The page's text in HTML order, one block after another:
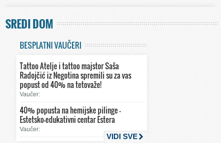
USLUGE
SREDI DOM
BESPLATNI VAUČERI
Tattoo Atelje i tattoo majstor Saša
Radojčić iz Negotina spremili su za vas
popust od 40% na tetovaže!
Vaučer:
40% popusta na hemijske pilinge –
Estetsko-edukativni centar Estera
Vaučer:
VIDI SVE